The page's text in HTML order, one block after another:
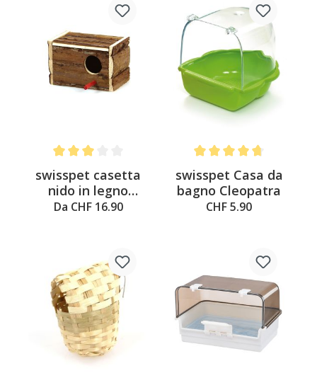
swisspet casetta
nido in legno
naturale
Da CHF 16.90
swisspet Casa da
bagno Cleopatra
CHF 5.90